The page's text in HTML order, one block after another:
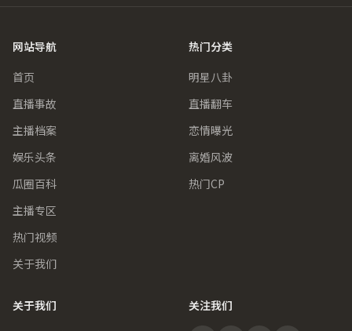
网站导航
首页
直播事故
主播档案
娱乐头条
瓜圈百科
主播专区
热门视频
关于我们
热门分类
明星八卦
直播翻车
恋情曝光
离婚风波
热门CP
关于我们
关注我们